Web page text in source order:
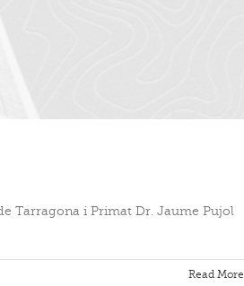
Tarragona i Primat Dr. Jaume Pujol
Read More